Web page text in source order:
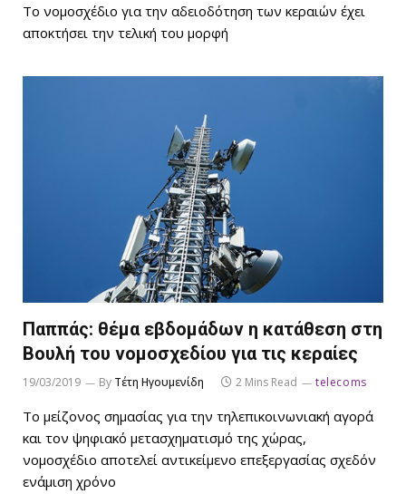
Το νομοσχέδιο για την αδειοδότηση των κεραιών έχει
αποκτήσει την τελική του μορφή
Παππάς: θέμα εβδομάδων η κατάθεση στη
Βουλή του νομοσχεδίου για τις κεραίες
19/03/2019 By Τέτη Ηγουμενίδη 2 Mins Read telecoms
Το μείζονος σημασίας για την τηλεπικοινωνιακή αγορά
και τον ψηφιακό μετασχηματισμό της χώρας,
νομοσχέδιο αποτελεί αντικείμενο επεξεργασίας σχεδόν
ενάμιση χρόνο